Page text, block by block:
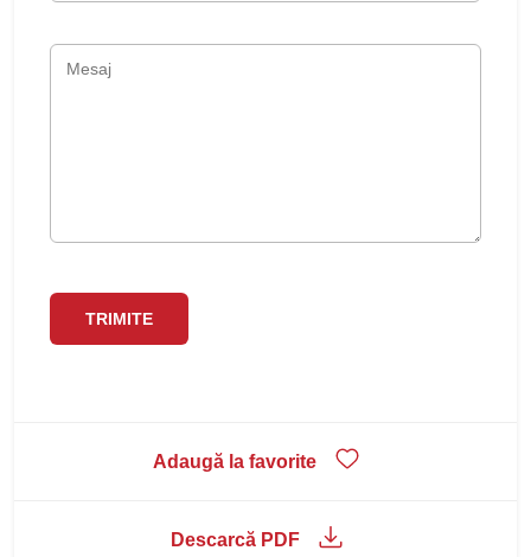
Adaugă la favorite
Descarcă PDF